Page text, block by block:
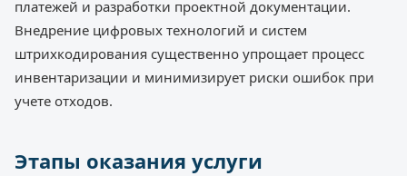
платежей и разработки проектной документации.
Внедрение цифровых технологий и систем
штрихкодирования существенно упрощает процесс
инвентаризации и минимизирует риски ошибок при
учете отходов.
Этапы оказания услуги